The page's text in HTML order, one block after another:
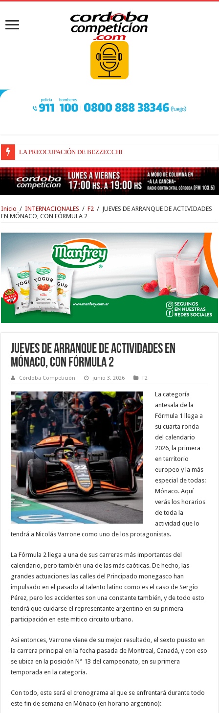
LA PREOCUPACIÓN DE BEZZECCHI
BEZZECCHI, RECUPERADO Y VELOZ
Inicio / INTERNACIONALES / F2 / JUEVES DE ARRANQUE DE ACTIVIDADES
EN MÓNACO, CON FÓRMULA 2
JUEVES DE ARRANQUE DE ACTIVIDADES EN
MÓNACO, CON FÓRMULA 2
Córdoba Competición junio 3, 2026 F2
La categoría
antesala de la
Fórmula 1 llega a
su cuarta ronda
del calendario
2026, la primera
en territorio
europeo y la más
especial de todas:
Mónaco. Aquí
verás los horarios
de toda la
actividad que lo
tendrá a Nicolás Varrone como uno de los protagonistas.
La Fórmula 2 llega a una de sus carreras más importantes del
calendario, pero también una de las más caóticas. De hecho, las
grandes actuaciones las calles del Principado monegasco han
impulsado en el pasado al talento latino como es el caso de Sergio
Pérez, pero los accidentes son una constante también, y de todo esto
tendrá que cuidarse el representante argentino en su primera
participación en este mítico circuito urbano.
Así entonces, Varrone viene de su mejor resultado, el sexto puesto en
la carrera principal en la fecha pasada de Montreal, Canadá, y con eso
se ubica en la posición N° 13 del campeonato, en su primera
temporada en la categoría.
Con todo, este será el cronograma al que se enfrentará durante todo
este fin de semana en Mónaco (en horario argentino):